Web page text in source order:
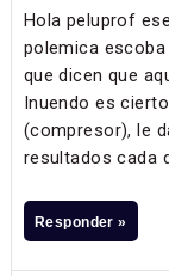
Hola peluprof
polemica
que dicen que
Inuendo es
(compresor), le
resultados cada
Responder »